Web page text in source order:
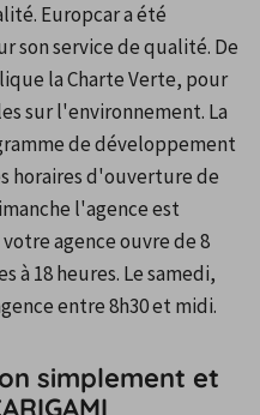
Europcar a été
son service de qualité. De
la Charte Verte, pour
sur l'environnement. La
de développement
horaires d'ouverture de
l'agence est
agence ouvre de 8
à 18 heures. Le samedi,
entre 8h30 et midi.
simplement et